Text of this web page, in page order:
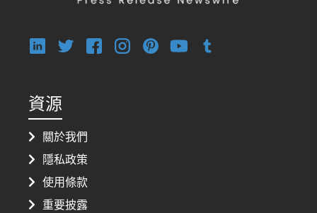
資源
關於我們
隱私政策
使用條款
重要披露